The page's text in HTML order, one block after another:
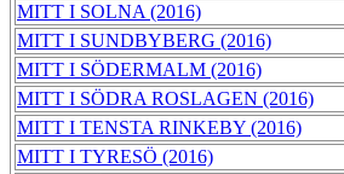
MITT I SOLNA (2016)
MITT I SUNDBYBERG (2016)
MITT I SÖDERMALM (2016)
MITT I SÖDRA ROSLAGEN (2016)
MITT I TENSTA RINKEBY (2016)
MITT I TYRESÖ (2016)